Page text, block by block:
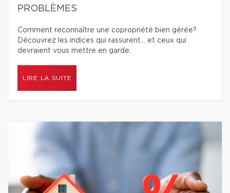
PROBLÈMES
Comment reconnaître une copropriété bien gérée?
Découvrez les indices qui rassurent… et ceux qui
devraient vous mettre en garde.
LIRE LA SUITE